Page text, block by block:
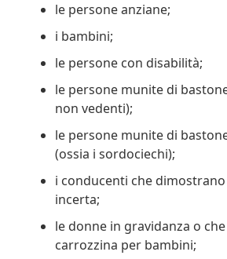
le persone anziane;
i bambini;
le persone con disabilità;
le persone munite di
non vedenti);
le persone munite di
(ossia i sordociechi);
i conducenti che
incerta;
le donne in gravidanza o
carrozzina per bambini;